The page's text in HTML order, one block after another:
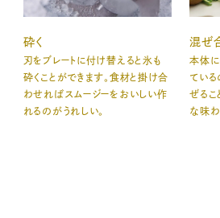
砕く
刃をブレートに付け替えると氷も
砕くことができます。食材と掛け合
わせればスムージーをおいしい作
れるのがうれしい。
混ぜ
本体に
ている
ぜるこ
な味わ